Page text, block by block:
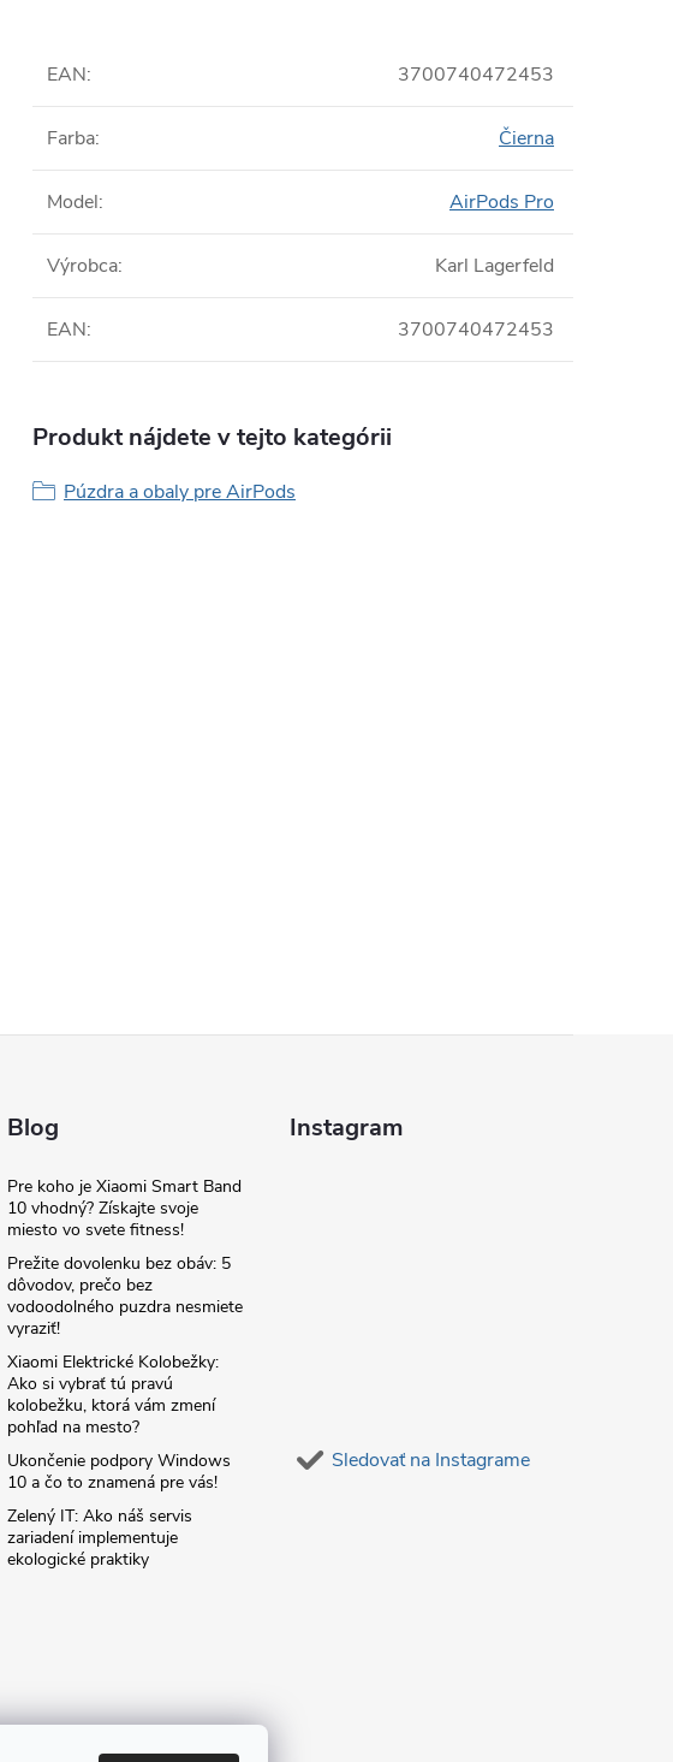
EAN: 3700740472453
Farba: Čierna
Model: AirPods Pro
Výrobca: Karl Lagerfeld
EAN: 3700740472453
Produkt nájdete v tejto kategórii
Púzdra a obaly pre AirPods
Blog
Pre koho je Xiaomi Smart Band
10 vhodný? Získajte svoje
miesto vo svete fitness!
Prežite dovolenku bez obáv: 5
dôvodov, prečo bez
vodoodolného puzdra nesmiete
vyraziť!
Xiaomi Elektrické Kolobežky:
Ako si vybrať tú pravú
kolobežku, ktorá vám zmení
pohľad na mesto?
Ukončenie podpory Windows
10 a čo to znamená pre vás!
Zelený IT: Ako náš servis
zariadení implementuje
ekologické praktiky
Instagram
Sledovať na Instagrame